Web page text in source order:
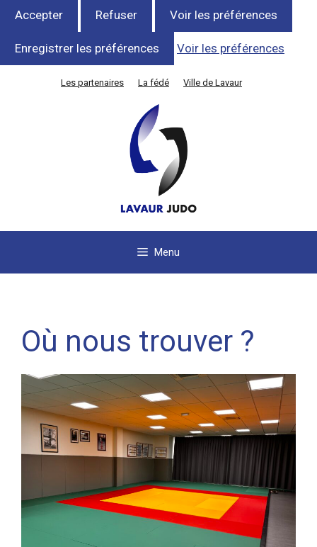
Accepter
Refuser Voir les préférences
Enregistrer les préférences Voir les préférences
Les partenaires La fédé Ville de Lavaur
Menu
Où nous trouver ?